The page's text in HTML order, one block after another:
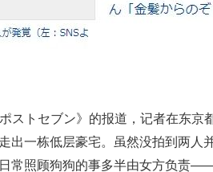
ストセブン》的报道，记者在东京
出一栋低层豪宅。虽然没拍到两人
常照顾狗狗的事多半由女方负责